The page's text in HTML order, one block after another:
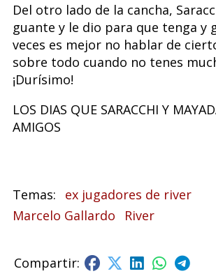
Del otro lado de la cancha,
guante y le dio para que tenga y
veces es mejor no hablar de
sobre todo cuando no tenes
¡Durísimo!
LOS DIAS QUE SARACCHI Y
AMIGOS
ex jugadores de river
Marcelo Gallardo
River